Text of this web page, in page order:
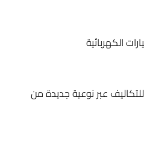
الكهربائية
عبر نوعية جديدة من